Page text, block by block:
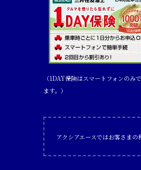
（1DAY保険はスマートフォンのみ
ます。）
アクシアエースではお客さまの